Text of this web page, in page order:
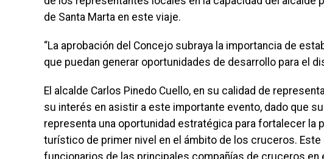
de Santa Marta en este viaje.
“La aprobación del Concejo subraya la importancia de
que puedan generar oportunidades de desarrollo para el
El alcalde Carlos Pinedo Cuello, en su calidad de
su interés en asistir a este importante evento, dado que
representa una oportunidad estratégica para fortalecer la
turístico de primer nivel en el ámbito de los cruceros.
funcionarios de las principales compañías de cruceros